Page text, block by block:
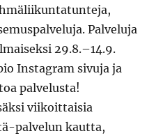
Palveluja
29.8.–14.9.
Instagram sivuja ja
palvelusta!
viikoittaisia
palvelun kautta,